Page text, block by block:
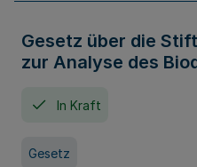
Gesetz über die
zur Analyse des
In Kraft
Gesetz